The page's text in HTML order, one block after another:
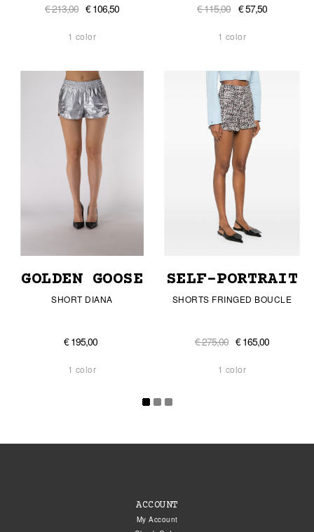
€ 213,00 € 106,50
1 color
€ 115,00 € 57,50
1 color
GOLDEN GOOSE
SHORT DIANA
€ 195,00
1 color
SELF-PORTRAIT
SHORTS FRINGED BOUCLE
€ 275,00 € 165,00
1 color
ACCOUNT
My Account